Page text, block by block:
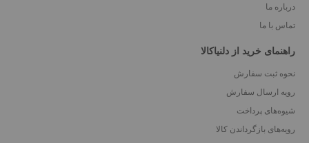
درباره ما
تماس با ما
راهنمای خرید از دلنیاکالا
نحوه ثبت سفارش
رویه ارسال سفارش
شیوه‌های پرداخت
رویه‌های بازگرداندن کالا